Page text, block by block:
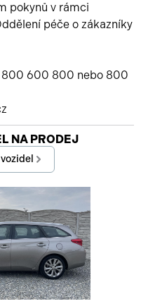
pokynů v rámci
péče o zákazníky
800 600 800 nebo 800
NA PRODEJ